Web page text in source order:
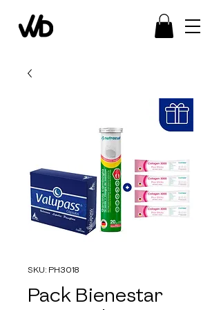
SKU: PH3018
Pack Bienestar